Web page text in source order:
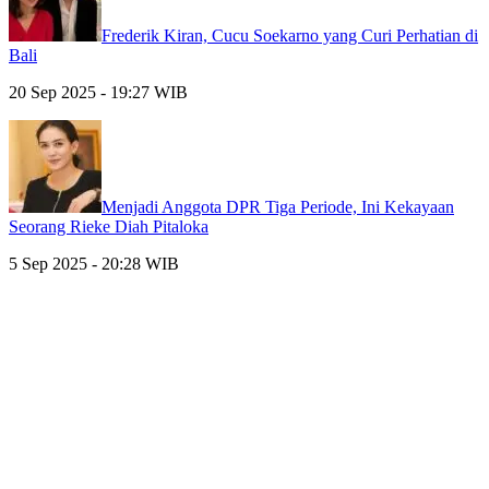
Frederik Kiran, Cucu Soekarno yang Curi Perhatian di
Bali
20 Sep 2025 - 19:27 WIB
Menjadi Anggota DPR Tiga Periode, Ini Kekayaan
Seorang Rieke Diah Pitaloka
5 Sep 2025 - 20:28 WIB